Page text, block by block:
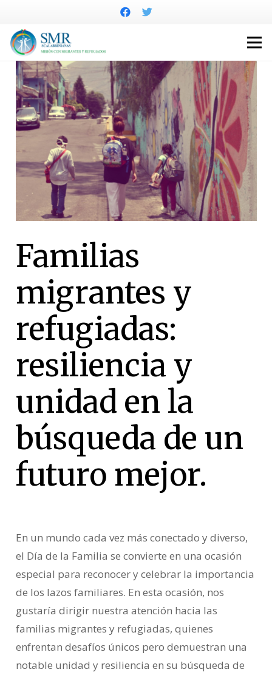
Familias
migrantes y
refugiadas:
resiliencia y
unidad en la
búsqueda de un
futuro mejor.
En un mundo cada vez más conectado y diverso,
el Día de la Familia se convierte en una ocasión
especial para reconocer y celebrar la importancia
de los lazos familiares. En esta ocasión, nos
gustaría dirigir nuestra atención hacia las
familias migrantes y refugiadas, quienes
enfrentan desafíos únicos pero demuestran una
notable unidad y resiliencia en su búsqueda de